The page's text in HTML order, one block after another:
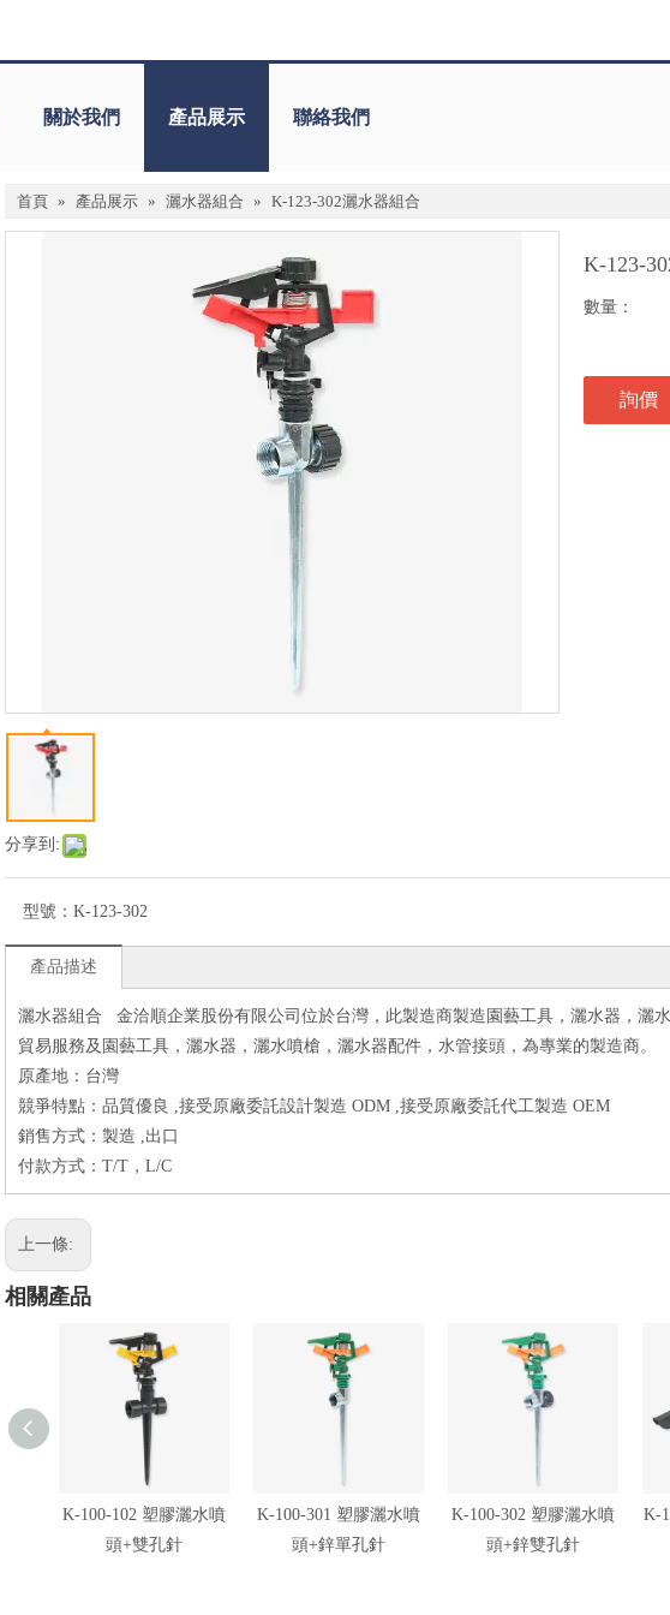
關於我們 產品展示 聯絡我們
首頁 » 產品展示 » 灑水器組合 » K-123-302灑水器組合
分享到:
K-123-
數量：
詢價
型號： K-123-302
產品描述
灑水器組合 金洽順企業股份有限公司位於台灣，此製造商製造園藝工具，灑水器，灑
貿易服務及園藝工具，灑水器，灑水噴槍，灑水器配件，水管接頭，為專業的製造商。
原產地：台灣
競爭特點：品質優良 ,接受原廠委託設計製造 ODM ,接受原廠委託代工製造 OEM
銷售方式：製造 ,出口
付款方式：T/T，L/C
上一條:
相關產品
K-100-102 塑膠灑水噴
頭+雙孔針
K-100-301 塑膠灑水噴
頭+鋅單孔針
K-100-302 塑膠灑水噴
頭+鋅雙孔針
K-